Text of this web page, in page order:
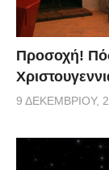
Προσοχή!
9 ΔΕΚΕΜΒΡΊΟΥ,